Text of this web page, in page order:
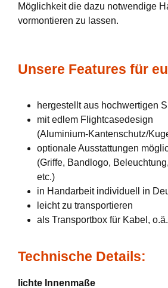
Möglichkeit die dazu notwendige
vormontieren zu lassen.
Unsere Features für
hergestellt aus hochwertigen
mit edlem Flightcasedesign
(Aluminium-Kantenschutz/
optionale Ausstattungen
(Griffe, Bandlogo,
etc.)
in Handarbeit individuell in
leicht zu transportieren
als Transportbox für Kabel,
Technische Details:
lichte Innenmaße